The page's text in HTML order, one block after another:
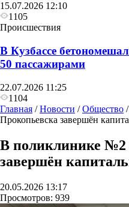
15.07.2026 12:10
1105
Происшествия
В Кузбассе
50 пассажирами
22.07.2026 11:25
1104
Главная /Новости /Общество /
Прокопьевска завершён
В поликлинике №2
завершён
20.05.2026 13:17
Просмотров: 939